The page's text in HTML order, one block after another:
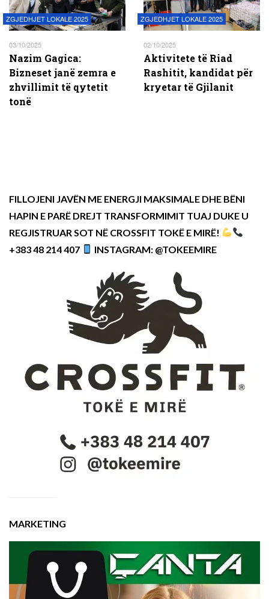
ZGJEDHJET LOKALE 2025
03/10/2025
Nazim Gagica:
Bizneset janë zemra e
zhvillimit të qytetit
tonë
ZGJEDHJET LOKALE 2025
02/10/2025
Aktivitete të Riad
Rashitit, kandidat për
kryetar të Gjilanit
FILLOJENI JAVËN ME ENERGJI MAKSIMALE DHE BËNI
HAPIN E PARË DREJT TRANSFORMIMIT TUAJ DUKE U
REGJISTRUAR SOT NË CROSSFIT TOKË E MIRË!
+383 48 214 407
INSTAGRAM: @TOKEEMIRE
MARKETING